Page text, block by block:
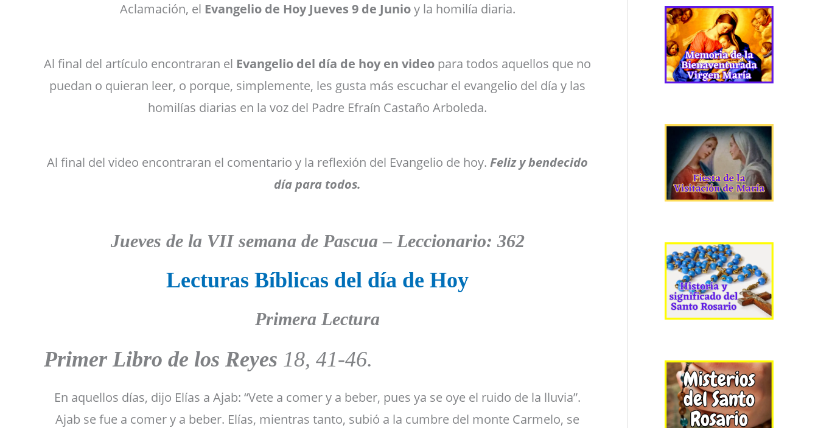
Aclamación, el Evangelio de Hoy Jueves 9 de Junioy la homilía diaria.
Al final del artículo encontraran el Evangelio del día de hoy en video para todos aquellos que no
puedan o quieran leer, o porque, simplemente, les gusta más escuchar el evangelio del día y las
homilías diarias en la voz del Padre Efraín Castaño Arboleda.
Al final del video encontraran el comentario y la reflexión del Evangelio de hoy. Feliz y bendecido
día para todos.
Jueves de la VII semana de Pascua– Leccionario: 362
Lecturas Bíblicas del día de Hoy
Primera Lectura
Primer Libro de los Reyes 18, 41-46.
En aquellos días, dijo Elías a Ajab: “Vete a comer y a beber, pues ya se oye el ruido de la lluvia”.
Ajab se fue a comer y a beber. Elías, mientras tanto, subió a la cumbre del monte Carmelo, se